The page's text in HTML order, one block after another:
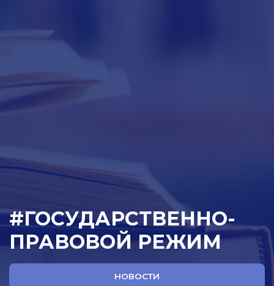
#ГОСУДАРСТВЕННО-
ПРАВОВОЙ РЕЖИМ
НОВОСТИ